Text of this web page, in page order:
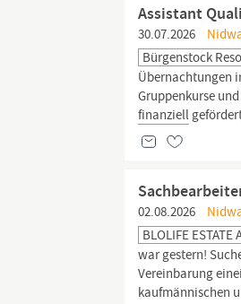
Assistant
30.07.2026
Bürgenstock
Übernachtungen
Gruppenkurse
finanziell
02.08.2026
BLOLIFE ESTATE
war gestern!
Vereinbarung
kaufmännischen